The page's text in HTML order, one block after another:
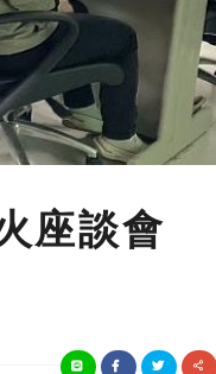
座談會